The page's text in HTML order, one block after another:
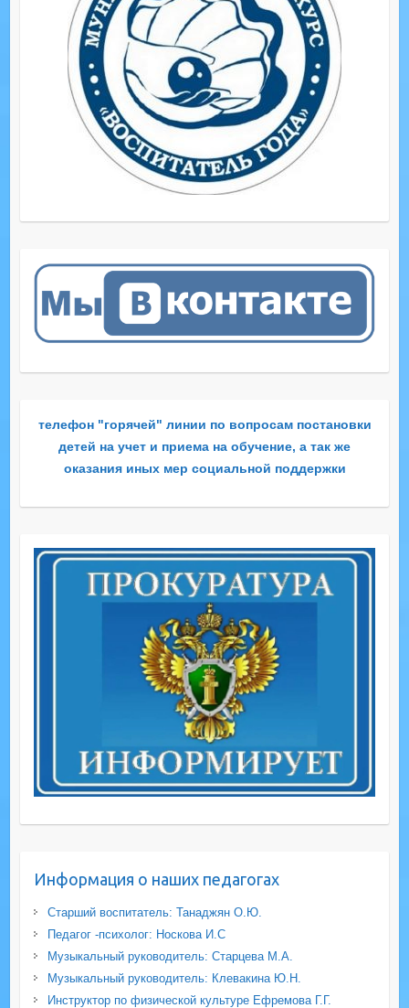
телефон "горячей" линии по вопросам постановки
детей на учет и приема на обучение, а так же
оказания иных мер социальной поддержки
Информация о наших педагогах
Старший воспитатель: Танаджян О.Ю.
Педагог -психолог: Носкова И.С
Музыкальный руководитель: Старцева М.А.
Музыкальный руководитель: Клевакина Ю.Н.
Инструктор по физической культуре Ефремова Г.Г.